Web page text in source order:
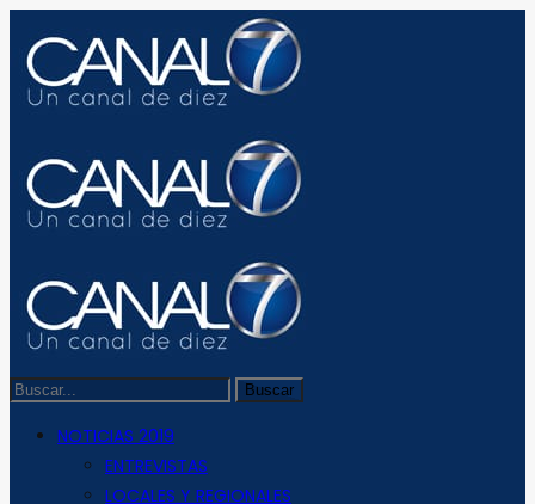
NOTICIAS 2019
ENTREVISTAS
LOCALES Y REGIONALES